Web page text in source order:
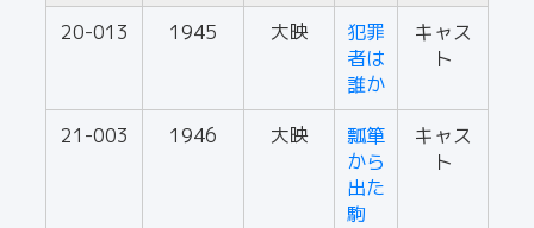
20-013 1945 大映
犯罪
者は
誰か
キャス
ト
21-003 1946 大映
瓢箪
から
出た
駒
キャス
ト